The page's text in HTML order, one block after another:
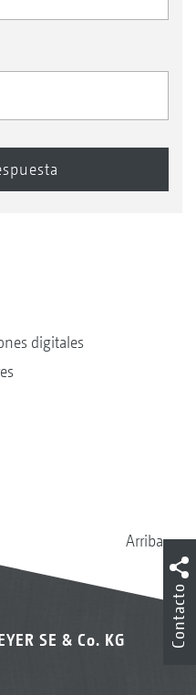
digitales
Arriba
SE & Co. KG
Contacto